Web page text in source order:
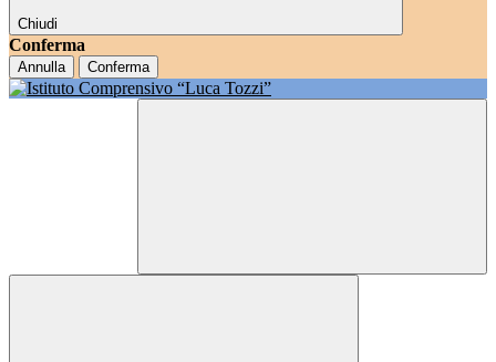
Chiudi
Conferma
Annulla Conferma